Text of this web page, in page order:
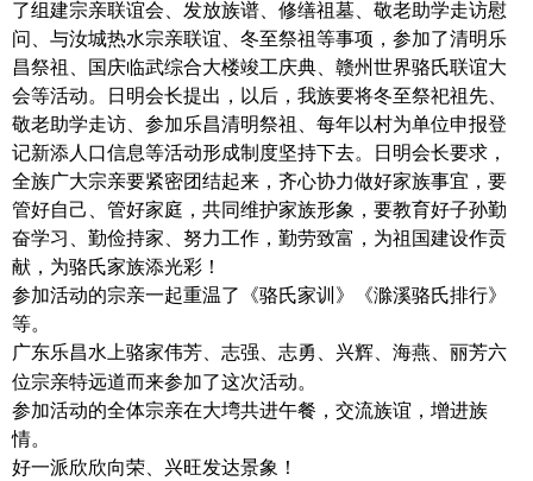
了组建宗亲联谊会、发放族谱、修缮祖墓、敬老助学走访慰
问、与汝城热水宗亲联谊、冬至祭祖等事项，参加了清明乐
昌祭祖、国庆临武综合大楼竣工庆典、赣州世界骆氏联谊大
会等活动。日明会长提出，以后，我族要将冬至祭祀祖先、
敬老助学走访、参加乐昌清明祭祖、每年以村为单位申报登
记新添人口信息等活动形成制度坚持下去。日明会长要求，
全族广大宗亲要紧密团结起来，齐心协力做好家族事宜，要
管好自己、管好家庭，共同维护家族形象，要教育好子孙勤
奋学习、勤俭持家、努力工作，勤劳致富，为祖国建设作贡
献，为骆氏家族添光彩！
参加活动的宗亲一起重温了《骆氏家训》《滁溪骆氏排行》
等。
广东乐昌水上骆家伟芳、志强、志勇、兴辉、海燕、丽芳六
位宗亲特远道而来参加了这次活动。
参加活动的全体宗亲在大塆共进午餐，交流族谊，增进族
情。
好一派欣欣向荣、兴旺发达景象！